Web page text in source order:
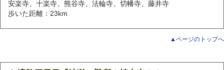
安楽寺、十楽寺、熊谷寺、法輪寺、切幡寺、藤井寺
歩いた距離：23km
▲ページのトップへ